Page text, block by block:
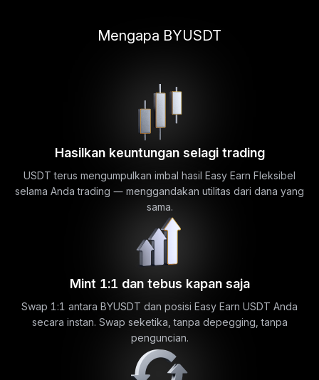
Mengapa BYUSDT
Hasilkan keuntungan selagi trading
USDT terus mengumpulkan imbal hasil Easy Earn Fleksibel
selama Anda trading — menggandakan utilitas dari dana yang
sama.
Mint 1:1 dan tebus kapan saja
Swap 1:1 antara BYUSDT dan posisi Easy Earn USDT Anda
secara instan. Swap seketika, tanpa depegging, tanpa
penguncian.